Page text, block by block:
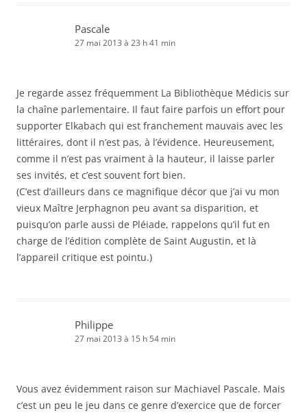
Pascale
27 mai 2013 à 23 h 41 min
Je regarde assez fréquemment La Bibliothèque Médicis sur
la chaîne parlementaire. Il faut faire parfois un effort pour
supporter Elkabach qui est franchement mauvais avec les
littéraires, dont il n’est pas, à l’évidence. Heureusement,
comme il n’est pas vraiment à la hauteur, il laisse parler
ses invités, et c’est souvent fort bien.
(C’est d’ailleurs dans ce magnifique décor que j’ai vu mon
vieux Maître Jerphagnon peu avant sa disparition, et
puisqu’on parle aussi de Pléiade, rappelons qu’il fut en
charge de l’édition complète de Saint Augustin, et là
l’appareil critique est pointu.)
Philippe
27 mai 2013 à 15 h 54 min
Vous avez évidemment raison sur Machiavel Pascale. Mais
c’est un peu le jeu dans ce genre d’exercice que de forcer